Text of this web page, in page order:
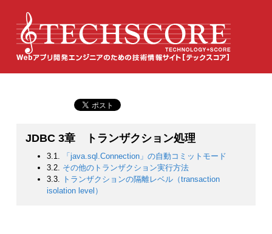
JDBC 3章 トランザクション処理
3.1.
「java.sql.Connection」の自動コミットモード
3.2. その他のトランザクション実行方法
3.3. トランザクションの隔離レベル（transaction
isolation level）